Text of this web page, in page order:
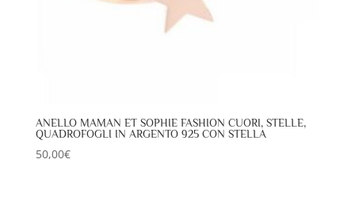
ANELLO MAMAN ET SOPHIE FASHION CUORI, STELLE,
QUADROFOGLI IN ARGENTO 925 CON STELLA
50,00€